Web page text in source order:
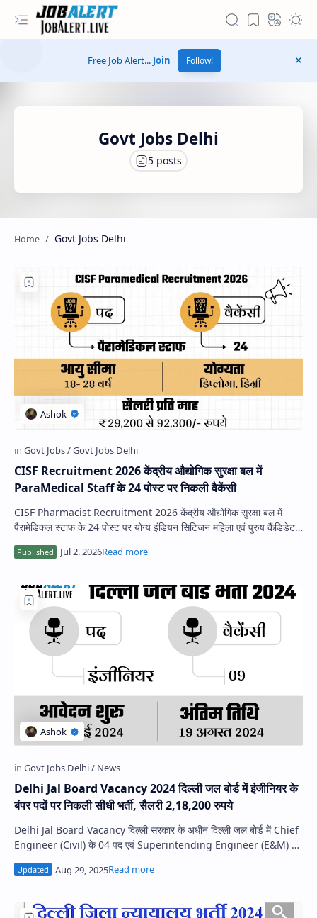
Hidden Menu
Hidden Menu
Free Job Alert... Join Follow!
Govt Jobs Delhi
Govt Jobs Delhi
CISF Recruitment 2026 केंद्रीय औद्योगिक सुरक्षा बल में
ParaMedical Staff के 24 पोस्ट पर निकली वैकेंसी
CISF Pharmacist Recruitment 2026 केंद्रीय औद्योगिक सुरक्षा बल में
पैरामेडिकल स्टाफ के 24 पोस्ट पर योग्य इंडियन सिटिजन महिला एवं पुरुष कैंडिडेट
Delhi Jal Board Vacancy 2024 दिल्ली जल बोर्ड में इंजीनियर के
बंपर पदों पर निकली सीधी भर्ती, सैलरी 2,18,200 रुपये
Delhi Jal Board Vacancy दिल्ली सरकार के अधीन दिल्ली जल बोर्ड में Chief
Engineer (Civil) के 04 पद एवं Superintending Engineer (E&M) 05
के प…